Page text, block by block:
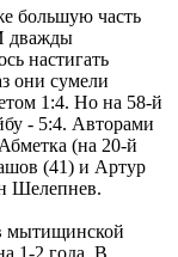
большую часть
дважды
настигать
они сумели
1:4. Но на 58-й
- 5:4. Авторами
(на 20-й
(41) и Артур
Шелепнев.
мытищинской
1-2 года. В